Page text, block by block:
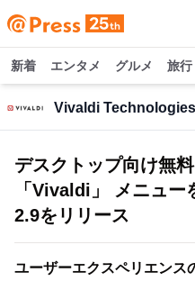
新着 エンタメ グルメ 旅行
Vivaldi Technologies
デスクトップ向け無
「Vivaldi」 メニュー
2.9をリリース
ユーザーエクスペリエンス